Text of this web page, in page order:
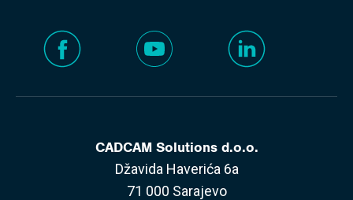
CADCAM Solutions d.o.o.
Džavida Haverića 6a
71 000 Sarajevo